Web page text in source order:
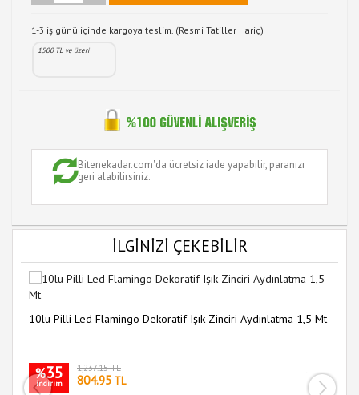
1-3 iş günü içinde kargoya teslim. (Resmi Tatiller Hariç)
1500 TL ve üzeri
Bitenekadar.com'da ücretsiz iade yapabilir, paranızı
geri alabilirsiniz.
İLGİNİZİ ÇEKEBİLİR
10lu Pilli Led Flamingo Dekoratif Işık Zinciri Aydınlatma 1,5 Mt
%35
indirim
1,237.15 TL
804.95 TL